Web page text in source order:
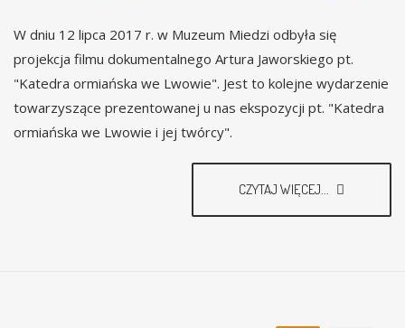
W dniu 12 lipca 2017 r. w Muzeum Miedzi odbyła się
projekcja filmu dokumentalnego Artura Jaworskiego pt.
"Katedra ormiańska we Lwowie". Jest to kolejne wydarzenie
towarzyszące prezentowanej u nas ekspozycji pt. "Katedra
ormiańska we Lwowie i jej twórcy".
CZYTAJ WIĘCEJ...